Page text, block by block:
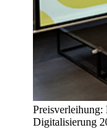
Preisverleihung:
Digitalisierung